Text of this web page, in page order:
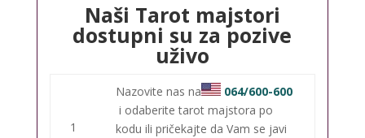
Naši Tarot majstori
dostupni su za pozive
uživo
1
Nazovite nas na
064/600-600
i odaberite tarot majstora po
kodu ili pričekajte da Vam se javi